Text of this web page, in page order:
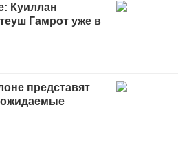
Куиллан
Гамрот уже в
представят
ожидаемые